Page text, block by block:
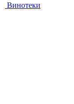
Винотеки